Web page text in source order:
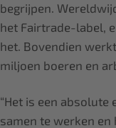
begrijpen.
het Fairtrade-label,
het. Bovendien
miljoen boeren en
“Het is een
samen te werken